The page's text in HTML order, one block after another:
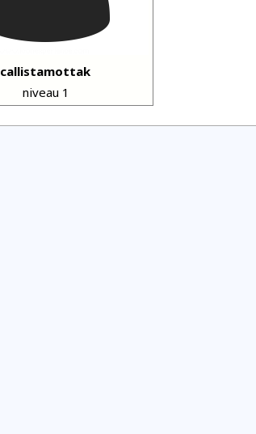
callistamottak
niveau 1